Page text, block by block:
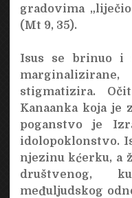
gradovima
(Mt 9, 35).
Isus se brinuo i
stigmatizira.
Kanaanka koja je
poganstvo je
idolopoklonstvo.
njezinu kćerku, a
društvenog,
međuljudskog